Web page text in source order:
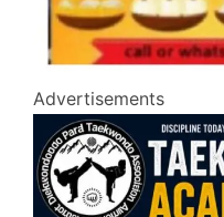
Advertisements